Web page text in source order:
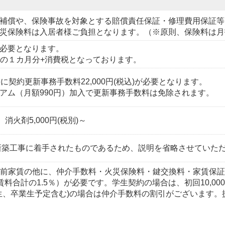
償や、保険事故を対象とする賠償責任保証・修理費用保証
保険料は入居者様ご負担となります。（※原則、保険料は
要となります。
１カ月分+消費税となっております。
契約更新事務手数料22,000円(税込)が必要となります。
（月額990円）加入で更新事務手数料は免除されます。
消火剤5,000円(税別)～
工事に着手されたものであるため、説明を省略させていた
賃の他に、仲介手数料・火災保険料・鍵交換料・家賃保
合計の1.5％）が必要です。学生契約の場合は、初回
業生予定含む)の場合は仲介手数料の割引がございます